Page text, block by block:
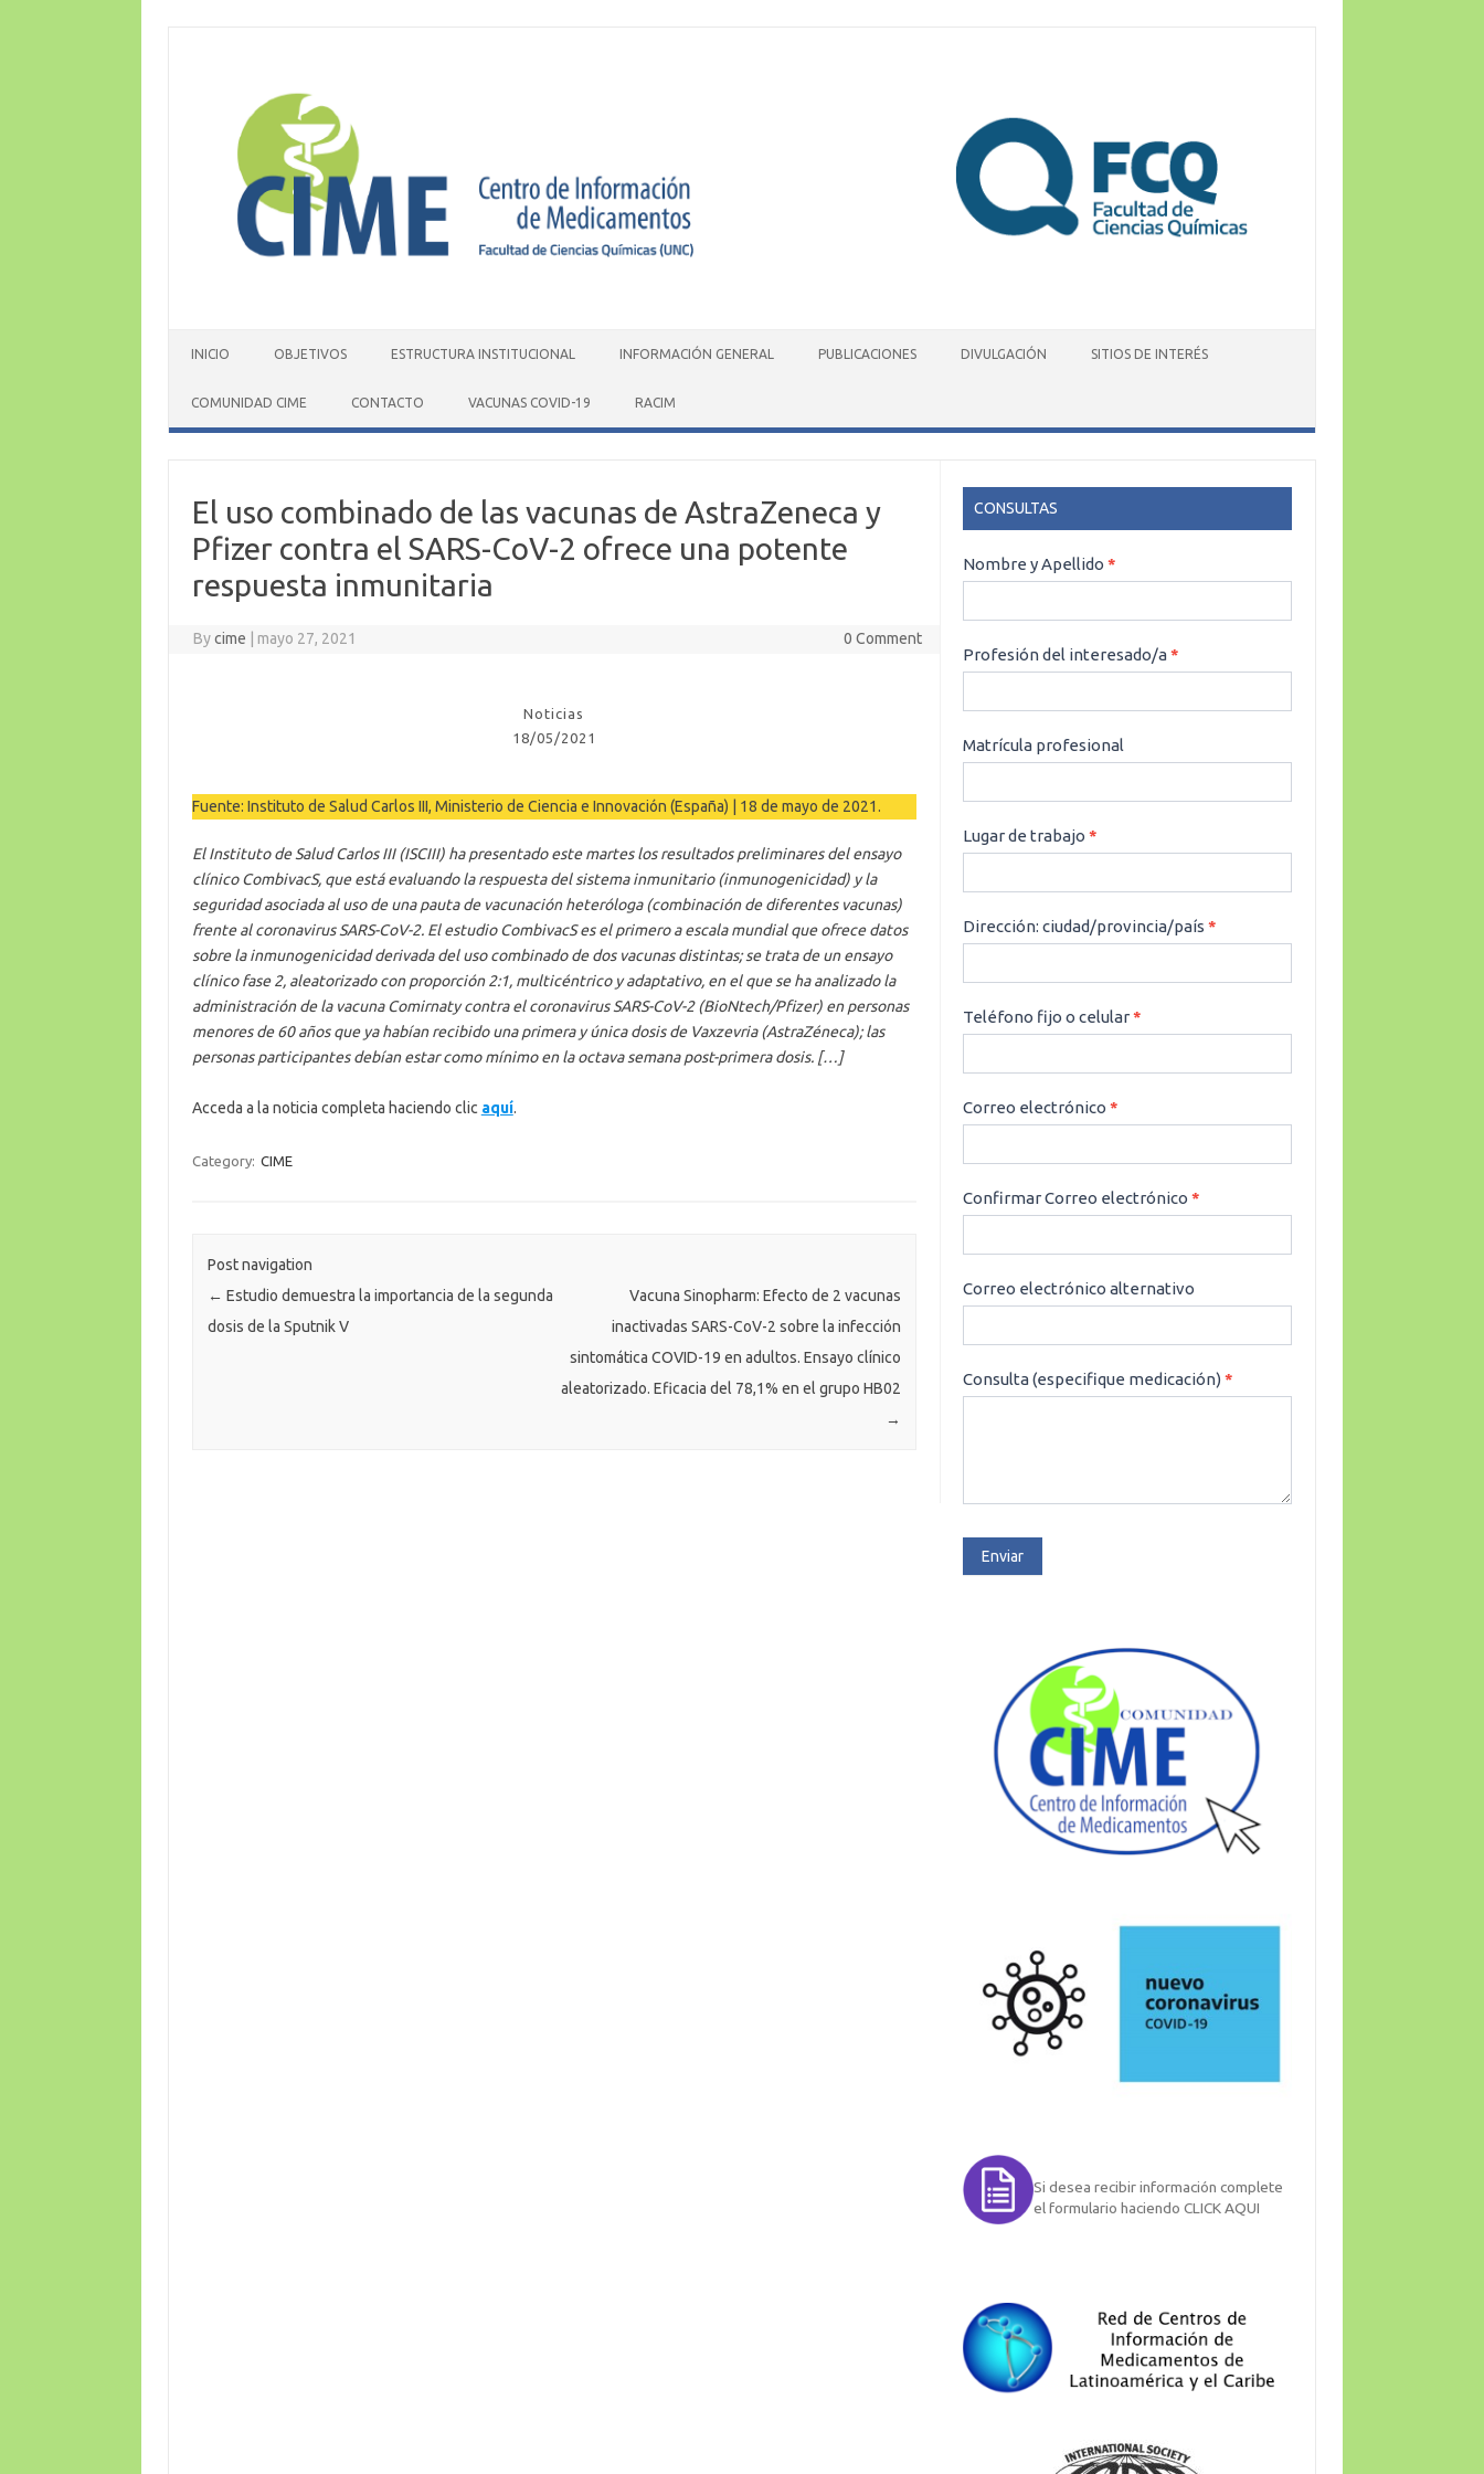
INICIO OBJETIVOS ESTRUCTURA INSTITUCIONAL INFORMACIÓN GENERAL PUBLICACIONES DIVULGACIÓN SITIOS DE INTERÉS
COMUNIDAD CIME CONTACTO VACUNAS COVID-19 RACIM
El uso combinado de las vacunas de AstraZeneca y
Pfizer contra el SARS-CoV-2 ofrece una potente
respuesta inmunitaria
Bycime mayo 27, 2021 0 Comment
Noticias
18/05/2021
Fuente: Instituto de Salud Carlos III, Ministerio de Ciencia e Innovación (España) | 18 de mayo de 2021.
El Instituto de Salud Carlos III (ISCIII) ha presentado este martes los resultados preliminares del ensayo
clínico CombivacS, que está evaluando la respuesta del sistema inmunitario (inmunogenicidad) y la
seguridad asociada al uso de una pauta de vacunación heteróloga (combinación de diferentes vacunas)
frente al coronavirus SARS-CoV-2. El estudio CombivacS es el primero a escala mundial que ofrece datos
sobre la inmunogenicidad derivada del uso combinado de dos vacunas distintas; se trata de un ensayo
clínico fase 2, aleatorizado con proporción 2:1, multicéntrico y adaptativo, en el que se ha analizado la
administración de la vacuna Comirnaty contra el coronavirus SARS-CoV-2 (BioNtech/Pfizer) en personas
menores de 60 años que ya habían recibido una primera y única dosis de Vaxzevria (AstraZéneca); las
personas participantes debían estar como mínimo en la octava semana post-primera dosis. […]
Acceda a la noticia completa haciendo clic aquí.
Category: CIME
Post navigation
← Estudio demuestra la importancia de la segunda
dosis de la Sputnik V
Vacuna Sinopharm: Efecto de 2 vacunas
inactivadas SARS-CoV-2 sobre la infección
sintomática COVID-19 en adultos. Ensayo clínico
aleatorizado. Eficacia del 78,1% en el grupo HB02
→
CONSULTAS
CONSULTAS
Nombre y Apellido*
Profesión del interesado/a*
Matrícula profesional
Lugar de trabajo*
Dirección: ciudad/provincia/país*
Teléfono fijo o celular*
Correo electrónico*
Confirmar Correo electrónico*
Correo electrónico alternativo
Consulta (especifique medicación)*
Enviar
Si desea recibir información complete
el formulario haciendo CLICK AQUI